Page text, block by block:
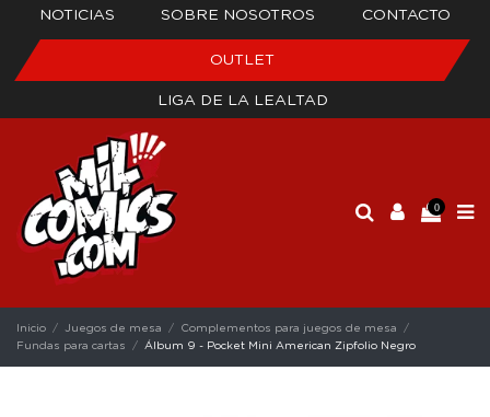
NOTICIAS SOBRE NOSOTROS CONTACTO
OUTLET
LIGA DE LA LEALTAD
0
Inicio Juegos de mesa
Complementos para juegos de mesa
Fundas para cartas
Álbum 9 - Pocket Mini American Zipfolio Negro